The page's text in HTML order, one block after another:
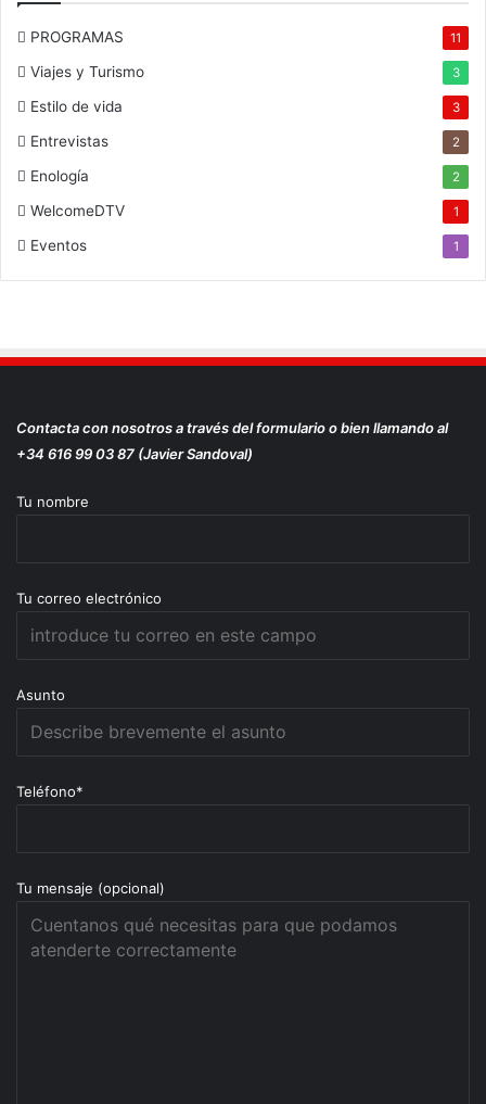
PROGRAMAS 11
Viajes y Turismo 3
Estilo de vida 3
Entrevistas 2
Enología 2
WelcomeDTV 1
Eventos 1
Contacta con nosotros a través del formulario o bien llamando al
+34 616 99 03 87 (Javier Sandoval)
Tu nombre
Tu correo electrónico
Asunto
Teléfono*
Tu mensaje (opcional)